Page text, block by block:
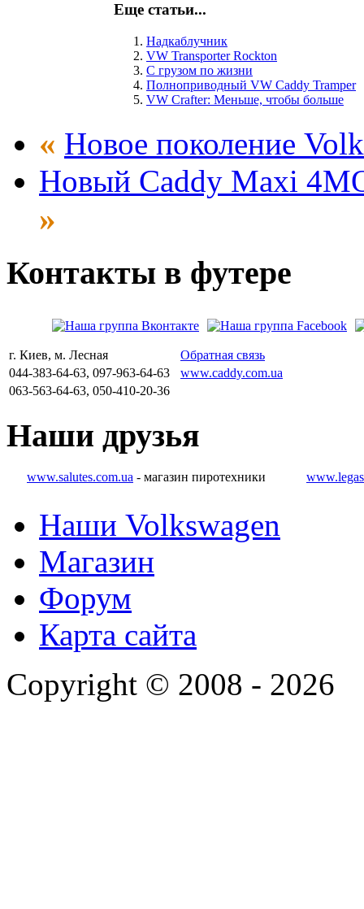
Еще статьи...
Надкаблучник
VW Transporter Rockton
С грузом по жизни
Полноприводный VW Caddy Tramper
VW Crafter: Меньше, чтобы больше
« Новое поколение
Новый Caddy Maxi
»
Контакты в футере
г. Киев, м. Лесная
Обратная связь
044-383-64-63, 097-963-64-63
www.caddy.com.ua
063-563-64-63, 050-410-20-36
Наши друзья
www.salutes.com.ua - магазин пиротехники
Наши Volkswagen
Магазин
Форум
Карта сайта
Copyright © 2008 - 2026